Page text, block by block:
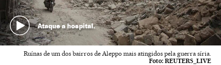
Ataque a hospital.
Ruínas de um dos bairros de Aleppo mais atingidos pela guerra síria.
Foto: REUTERS_LIVE